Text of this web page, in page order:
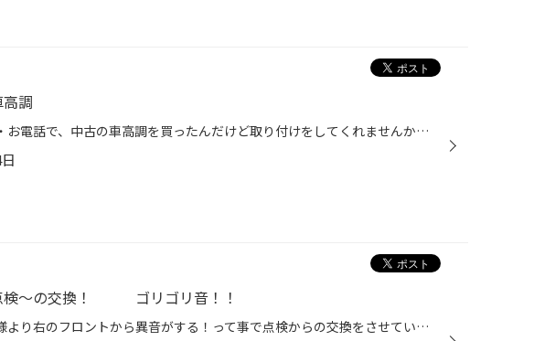
調
良く・・・・お電話で、中古の車高調を買ったんだけど取り付けをしてくれませんか？(*'▽') って電話が掛かってくるんですが・・・・・ 取り付けはいたしません！絶対！ 例えば、ロックシートが固着していたり、シートリングが無くなっていたり、減衰力がなかったり、 こちらが悪いわけではないんで...
～の交換！ ゴリゴリ音！！
今回はお客様より右のフロントから異音がする！って事で点検からの交換をさせていただきました。 現象としては左右にハンドルを切るとゴリゴリ音がするそうです。 しかも止まっている時によく音がするそうです。 ホンダ車でローダウンしてると良く在る事みたいですね。 まずはストラット本体を車体...